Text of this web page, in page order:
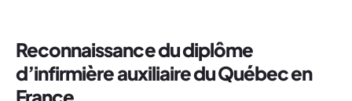
Reconnaissance du diplôme
d’infirmière auxiliaire du Québec en
France